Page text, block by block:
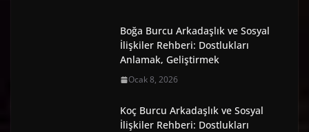
Boğa Burcu Arkadaşlık ve Sosyal
İlişkiler Rehberi: Dostlukları
Anlamak, Geliştirmek
Ocak 8, 2026
Koç Burcu Arkadaşlık ve Sosyal
İlişkiler Rehberi: Dostlukları